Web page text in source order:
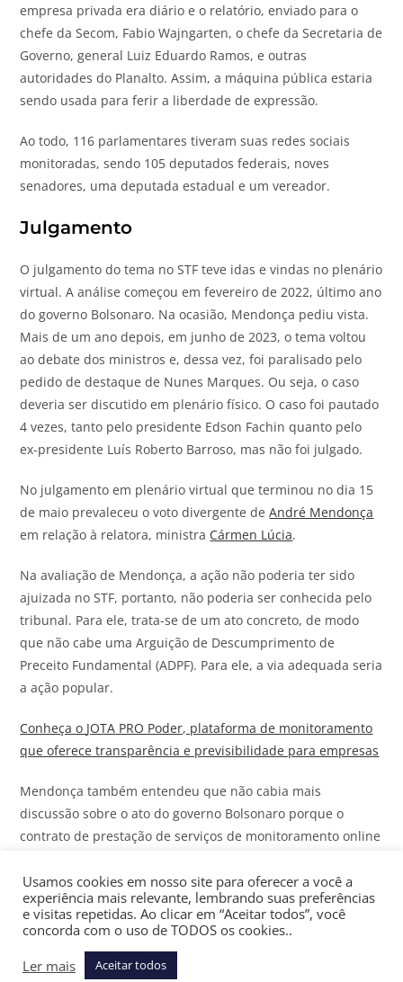
empresa privada era diário e o relatório, enviado para o
chefe da Secom, Fabio Wajngarten, o chefe da Secretaria de
Governo, general Luiz Eduardo Ramos, e outras
autoridades do Planalto. Assim, a máquina pública estaria
sendo usada para ferir a liberdade de expressão.
Ao todo, 116 parlamentares tiveram suas redes sociais
monitoradas, sendo 105 deputados federais, noves
senadores, uma deputada estadual e um vereador.
Julgamento
O julgamento do tema no STF teve idas e vindas no plenário
virtual. A análise começou em fevereiro de 2022, último ano
do governo Bolsonaro. Na ocasião, Mendonça pediu vista.
Mais de um ano depois, em junho de 2023, o tema voltou
ao debate dos ministros e, dessa vez, foi paralisado pelo
pedido de destaque de Nunes Marques. Ou seja, o caso
deveria ser discutido em plenário físico. O caso foi pautado
4 vezes, tanto pelo presidente Edson Fachin quanto pelo
ex-presidente Luís Roberto Barroso, mas não foi julgado.
No julgamento em plenário virtual que terminou no dia 15
de maio prevaleceu o voto divergente deAndré Mendonça
em relação à relatora, ministra Cármen Lúcia.
Na avaliação de Mendonça, a ação não poderia ter sido
ajuizada no STF, portanto, não poderia ser conhecida pelo
tribunal. Para ele, trata-se de um ato concreto, de modo
que não cabe uma Arguição de Descumprimento de
Preceito Fundamental (ADPF). Para ele, a via adequada seria
a ação popular.
Conheça o JOTA PRO Poder, plataforma de monitoramento
que oferece transparência e previsibilidade para empresas
Mendonça também entendeu que não cabia mais
discussão sobre o ato do governo Bolsonaro porque o
contrato de prestação de serviços de monitoramento online
relatórios também ficaram suspensos.
Caso os demais ministros entendessem pelo
no mérito, os relatórios contratados na gestão Bolsonaro
Usamos cookies em nosso site para oferecer a você a
experiência mais relevante, lembrando suas preferências
e visitas repetidas. Ao clicar em “Aceitar todos”, você
concorda com o uso de TODOS os cookies..
Ler mais
Aceitar todos